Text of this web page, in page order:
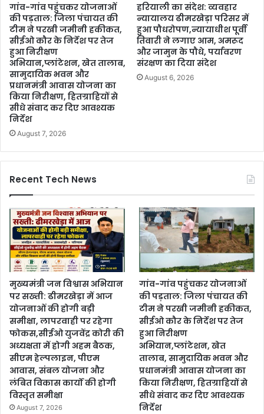
गांव-गांव पहुंचकर योजनाओं
की पड़ताल: जिला पंचायत की
टीम ने परखी जमीनी हकीकत,
सीईओ कौर के निर्देश पर तेज
हुआ निरीक्षण
अभियान,प्लांटेशन, खेत तालाब,
सामुदायिक भवन और
प्रधानमंत्री आवास योजना का
किया निरीक्षण, हितग्राहियों से
सीधे संवाद कर दिए आवश्यक
निर्देश
August 7, 2026
हरियाली का संदेश: व्यवहार
न्यायालय ढीमरखेड़ा परिसर में
हुआ पौधरोपण,न्यायाधीश पूर्वी
तिवारी ने लगाए आम, अमरूद
और जामुन के पौधे, पर्यावरण
संरक्षण का दिया संदेश
August 6, 2026
Recent Tech News
मुख्यमंत्री जन विश्वास अभियान
पर सख्ती: ढीमरखेड़ा में आज
योजनाओं की होगी बड़ी
समीक्षा, लापरवाही पर रहेगा
फोकस,सीईओ युजवेंद्र कोरी की
अध्यक्षता में होगी अहम बैठक,
सीएम हेल्पलाइन, पीएम
आवास, संबल योजना और
लंबित विकास कार्यों की होगी
विस्तृत समीक्षा
August 7, 2026
गांव-गांव पहुंचकर योजनाओं
की पड़ताल: जिला पंचायत की
टीम ने परखी जमीनी हकीकत,
सीईओ कौर के निर्देश पर तेज
हुआ निरीक्षण
अभियान,प्लांटेशन, खेत
तालाब, सामुदायिक भवन और
प्रधानमंत्री आवास योजना का
किया निरीक्षण, हितग्राहियों से
सीधे संवाद कर दिए आवश्यक
निर्देश